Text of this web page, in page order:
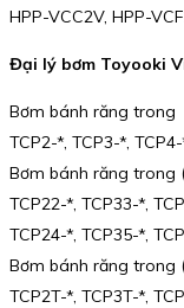
HPP-VCC2V, HPP-
Đại lý bơm Toyooki
Bơm bánh răng trong
TCP2-*, TCP3-*,
Bơm bánh răng trong
TCP22-*, TCP33-*,
TCP24-*, TCP35-*,
Bơm bánh răng trong
TCP2T-*, TCP3T-*,